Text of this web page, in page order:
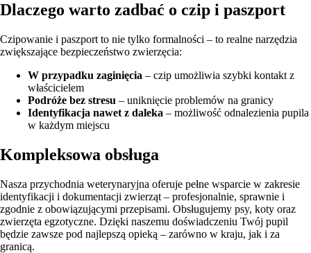
Dlaczego warto zadbać o czip i paszport
Czipowanie i paszport to nie tylko formalności – to realne narzędzia
zwiększające bezpieczeństwo zwierzęcia:
W przypadku zaginięcia – czip umożliwia szybki kontakt z
właścicielem
Podróże bez stresu – uniknięcie problemów na granicy
Identyfikacja nawet z daleka – możliwość odnalezienia pupila
w każdym miejscu
Kompleksowa obsługa
Nasza przychodnia weterynaryjna oferuje pełne wsparcie w zakresie
identyfikacji i dokumentacji zwierząt – profesjonalnie, sprawnie i
zgodnie z obowiązującymi przepisami. Obsługujemy psy, koty oraz
zwierzęta egzotyczne. Dzięki naszemu doświadczeniu Twój pupil
będzie zawsze pod najlepszą opieką – zarówno w kraju, jak i za
granicą.